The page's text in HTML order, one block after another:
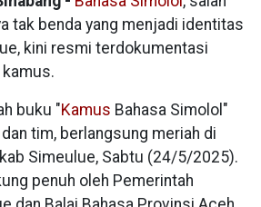
tak benda yang menjadi identitas
kini resmi terdokumentasi
buku "Kamus Bahasa Simolol"
tim, berlangsung meriah di
Simeulue, Sabtu (24/5/2025).
penuh oleh Pemerintah